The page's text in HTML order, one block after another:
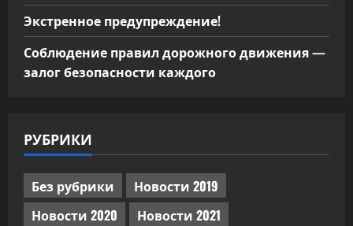
Экстренное предупреждение!
Соблюдение правил дорожного движения —
залог безопасности каждого
РУБРИКИ
Без рубрики
Новости 2019
Новости 2020
Новости 2021